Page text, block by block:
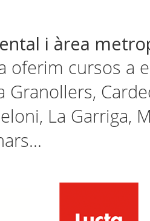
i àrea
oferim cursos a
Granollers,
La Garriga,
...